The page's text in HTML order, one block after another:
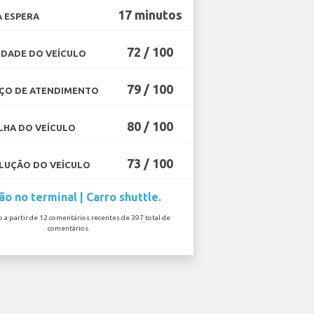
ESPERA 17 minutos
DO VEÍCULO 72 / 100
DE ATENDIMENTO 79 / 100
DO VEÍCULO 80 / 100
DO VEÍCULO 73 / 100
no terminal | Carro shuttle.
a partir de 12 comentários recentes de 397 total de
comentários.